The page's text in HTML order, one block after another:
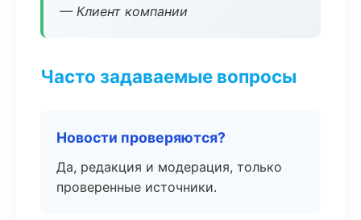
— Клиент компании
Часто задаваемые вопросы
Новости проверяются?
Да, редакция и модерация, только
проверенные источники.